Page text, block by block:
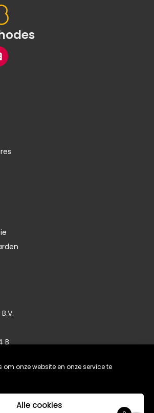
om onze website en onze service te
Alle cookies
B